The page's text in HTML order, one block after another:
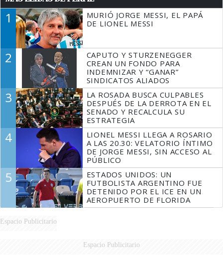
1
MURIÓ JORGE MESSI, EL PAPÁ
DE LIONEL MESSI
2
CAPUTO Y STURZENEGGER
CREAN UN FONDO PARA
INDEMNIZAR Y “GANAR”
SINDICATOS ALIADOS
3
LA ROSADA BUSCA CULPABLES
DESPUÉS DE LA DERROTA EN EL
SENADO Y RECALCULA SU
ESTRATEGIA
4
LIONEL MESSI LLEGA A ROSARIO
A LAS 20.30: VELATORIO ÍNTIMO
DE JORGE MESSI, SIN ACCESO AL
PÚBLICO
5
ESTADOS UNIDOS: UN
FUTBOLISTA ARGENTINO FUE
DETENIDO POR EL ICE EN UN
AEROPUERTO DE FLORIDA
Espacio Publicitario
Espacio Publicitario